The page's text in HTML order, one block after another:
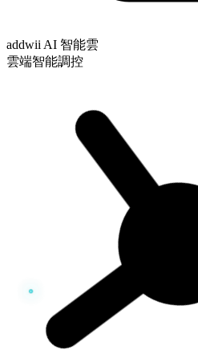
addwii AI 智能雲
雲端智能調控